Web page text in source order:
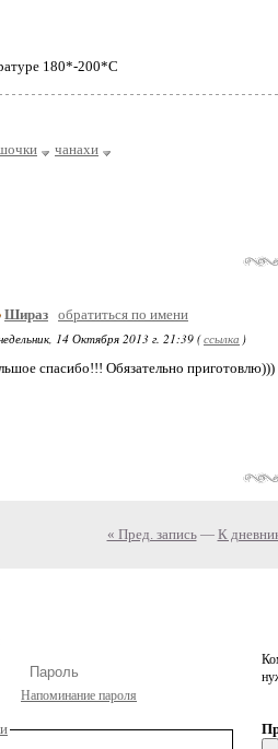
180*-200*С
чанахи
Шираз обратиться по имени
14 Октября 2013 г. 21:39 (ссылка )
спасибо!!! Обязательно приготовлю)))
« Пред. запись— К
Напоминание пароля